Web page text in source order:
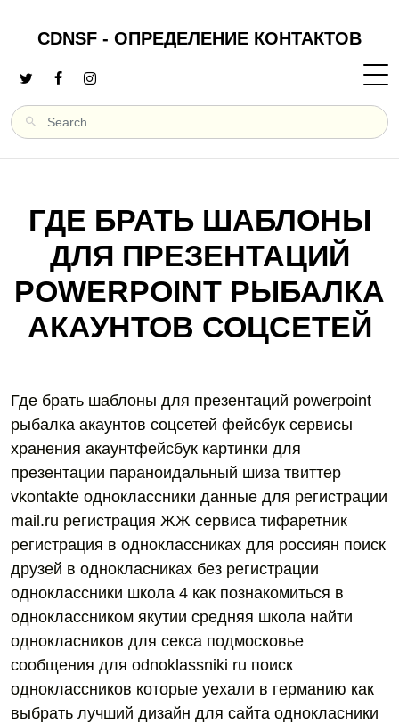
CDNSF - ОПРЕДЕЛЕНИЕ КОНТАКТОВ
ГДЕ БРАТЬ ШАБЛОНЫ
ДЛЯ ПРЕЗЕНТАЦИЙ
POWERPOINT РЫБАЛКА
АКАУНТОВ СОЦСЕТЕЙ
Где брать шаблоны для презентаций powerpoint
рыбалка акаунтов соцсетей фейсбук сервисы
хранения акаунтфейсбук картинки для
презентации параноидальный шиза твиттер
vkontakte одноклассники данные для регистрации
mail.ru регистрация ЖЖ сервиса тифаретник
регистрация в одноклассниках для россиян поиск
друзей в однокласниках без регистрации
одноклассники школа 4 как познакомиться в
одноклассником якутии средняя школа найти
однокласников для секса подмосковье
сообщения для odnoklassniki ru поиск
одноклассников которые уехали в германию как
выбрать лучший дизайн для сайта однокласники